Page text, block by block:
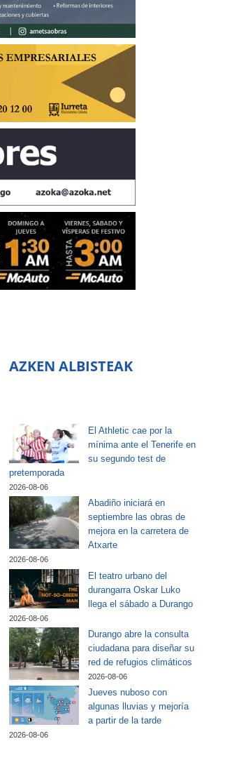
AZKEN ALBISTEAK
El Athletic cae por la
mínima ante el Tenerife en
su segundo test de
pretemporada
2026-08-06
Abadiño iniciará en
septiembre las obras de
mejora en la carretera de
Atxarte
2026-08-06
El teatro urbano del
durangarra Oskar Luko
llega el sábado a Durango
2026-08-06
Durango abre la consulta
ciudadana para diseñar su
red de refugios climáticos
2026-08-06
Jueves nuboso con
algunas lluvias y mejoría
a partir de la tarde
2026-08-06